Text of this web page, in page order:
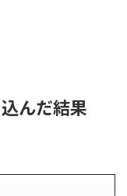
んだ結果